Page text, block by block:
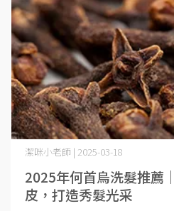
2025年何首烏洗髮推薦
皮，打造秀髮光采
潔咪小老師 | 2025-03-18